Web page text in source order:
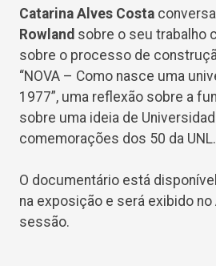
Catarina Alves Costa
Rowland sobre o seu trabalho
sobre o processo de
“NOVA – Como nasce uma
1977”, uma reflexão sobre a
sobre uma ideia de
comemorações dos 50 da UNL.
O documentário está
na exposição e será exibido
sessão.